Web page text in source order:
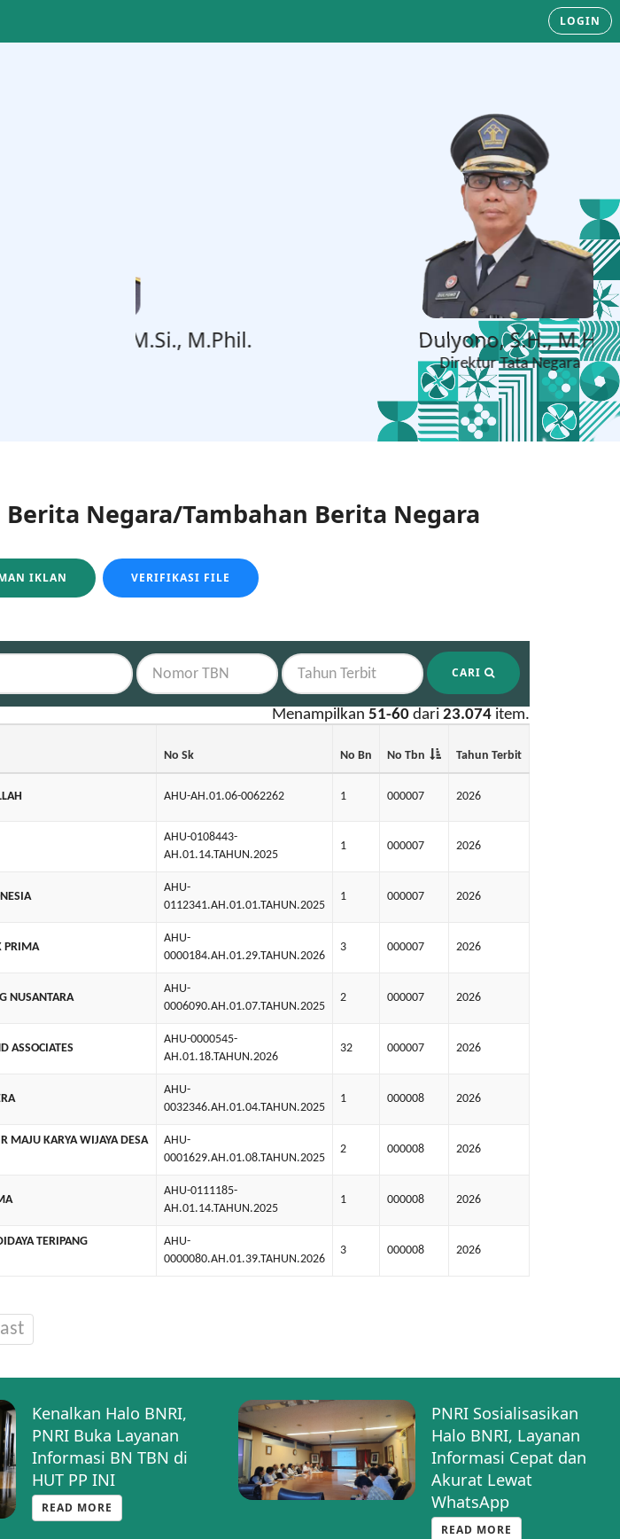
LOGIN
Dulyono, S.H., M.H.
Direktur Tata Negara
Negara/Tambahan Berita Negara
IKLAN VERIFIKASI FILE
CARI
Menampilkan 51-60 dari 23.074 item.
No Sk No Bn No Tbn Tahun Terbit
AHU-AH.01.06-0062262 1 000007 2026
AHU-0108443-
AH.01.14.TAHUN.2025
1 000007 2026
AHU-
0112341.AH.01.01.TAHUN.2025
1 000007 2026
PRIMA
AHU-
0000184.AH.01.29.TAHUN.2026
3 000007 2026
NUSANTARA
AHU-
0006090.AH.01.07.TAHUN.2025
2 000007 2026
ASSOCIATES
AHU-0000545-
AH.01.18.TAHUN.2026
32 000007 2026
AHU-
0032346.AH.01.04.TAHUN.2025
1 000008 2026
MAJU KARYA WIJAYA DESA
AHU-
0001629.AH.01.08.TAHUN.2025
2 000008 2026
AHU-0111185-
AH.01.14.TAHUN.2025
1 000008 2026
TERIPANG
AHU-
0000080.AH.01.39.TAHUN.2026
3 000008 2026
Kenalkan Halo BNRI,
PNRI Buka Layanan
Informasi BN TBN di
HUT PP INI
READ MORE
PNRI Sosialisasikan
Halo BNRI, Layanan
Informasi Cepat dan
Akurat Lewat
WhatsApp
READ MORE